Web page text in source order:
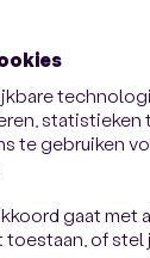
statistieken
te gebruiken
gaat met
of stel